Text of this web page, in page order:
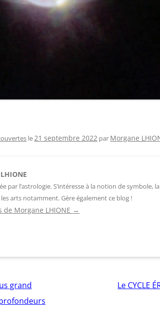
le21 septembre 2022 par Morgane
par l’astrologie. S’intéresse à la notion de symbole,
arts notamment. Gère également ce blog !
Morgane LHIONE →
grand
Le CYCLE